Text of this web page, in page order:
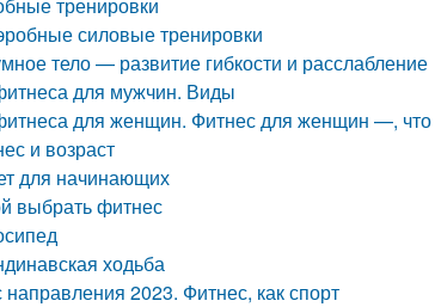
силовые тренировки
тело — развитие гибкости и расслабление
для мужчин. Виды
для женщин. Фитнес для женщин —,
и возраст
для начинающих
выбрать фитнес
ходьба
направления 2023. Фитнес, как спорт